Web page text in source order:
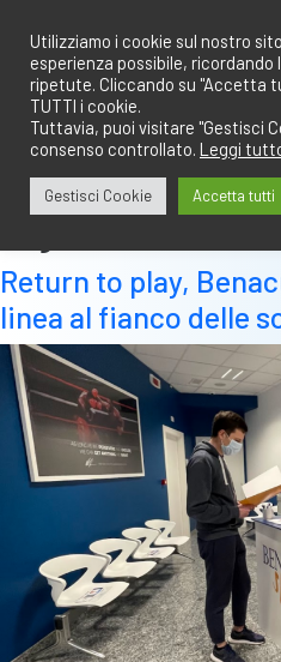
contenuto
Return to play,
linea al fianco delle
Utilizziamo i cookie sul nostro
esperienza possibile,
ripetute. Cliccando su "Accetta
TUTTI i cookie.
Tuttavia, puoi visitare "Gestisci
consenso controllato. Leggi
Gestisci Cookie Accetta tutti